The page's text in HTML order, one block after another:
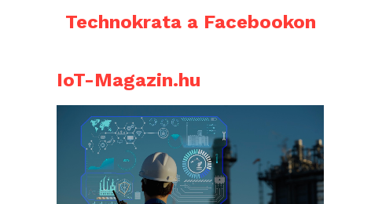
Technokrata a Facebookon
IoT-Magazin.hu